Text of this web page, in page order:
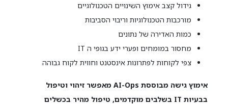
גידול קצב אימוץ השינויים הטכנולוגיים
מורכבות הטכנולוגיות וריבוי הסביבות
כמות האדירה של נתונים
מחסור במומחים ופערי ידע בגופי ה IT
צפי לקוחות לפתרונות אינסטנט וחווית לקוח גבוהה
אימוץ גישה מבוססת AI-Ops מאפשר זיהוי וטיפול
בבעיות IT בשלבים מוקדמים, טיפול מהיר בכשלים